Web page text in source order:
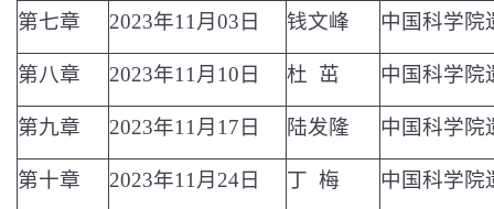
第七章 2023年11月 03 日 钱文峰 中国科学院
第八章 2023年11月 10 日 杜 茁 中国科学院
第九章 2023年11月 17 日 陆发隆 中国科学院
第十章 2023年11月 24日 丁 梅 中国科学院